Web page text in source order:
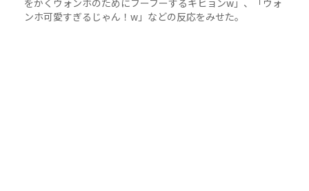
をかくウォンホのためにフーフーするキヒョンw」、「ウォ
ンホ可愛すぎるじゃん！w」などの反応をみせた。